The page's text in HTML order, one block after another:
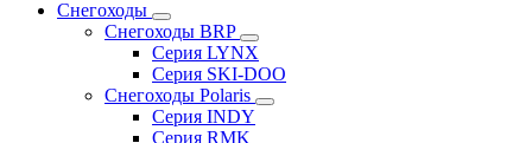
Снегоходы
Снегоходы BRP
Серия LYNX
Серия SKI-DOO
Снегоходы Polaris
Серия INDY
Серия RMK